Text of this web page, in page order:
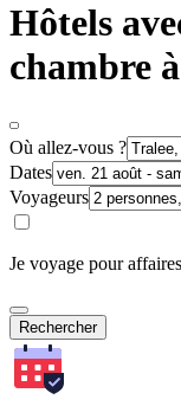
Hôtels
chambre
Où allez-vous ?
Dates
Voyageurs
Je voyage pour affaires
Rechercher